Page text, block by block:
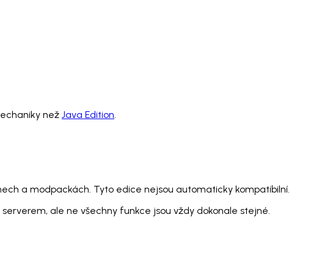
než Java Edition
a modpackách. Tyto edice nejsou automaticky kompatibilní.
ale ne všechny funkce jsou vždy dokonale stejné.